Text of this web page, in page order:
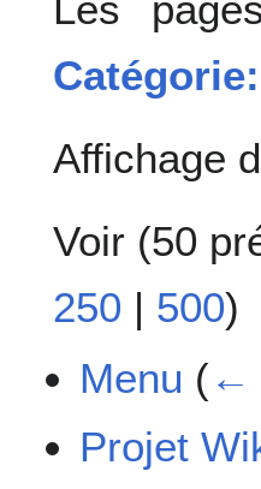
Affichage
Voir (50
250 | 500)
Menu (←
Projet